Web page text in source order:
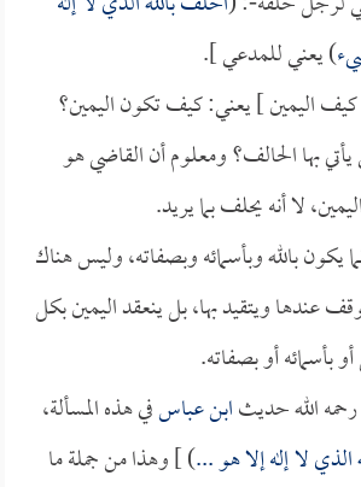
) يعني للمدعي ].
اليمين ] يعني: كيف تكون اليمين؟
بها الحالف؟ ومعلوم أن القاضي هو
لا أنه يحلف بما يريد.
يكون بالله وبأسمائه وبصفاته، وليس هناك
عندها ويتقيد بها، بل ينعقد اليمين بكل
أو بصفاته.
رحمه الله حديثابن عباسفي هذه المسألة،
لا إله إلا هو ...) ] وهذا من جملة ما